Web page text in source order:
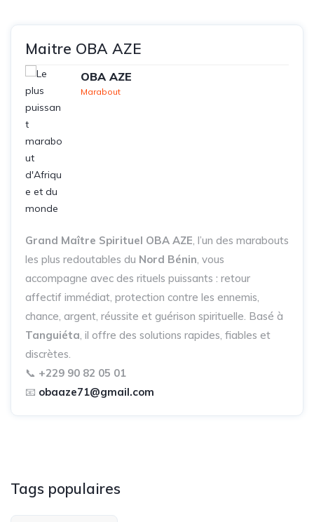
Maitre OBA AZE
OBA AZE
Marabout
Grand Maître Spirituel OBA AZE, l’un des marabouts
les plus redoutables du Nord Bénin, vous
accompagne avec des rituels puissants : retour
affectif immédiat, protection contre les ennemis,
chance, argent, réussite et guérison spirituelle. Basé à
Tanguiéta, il offre des solutions rapides, fiables et
discrètes.
📞 +229 90 82 05 01
📧 obaaze71@gmail.com
Tags populaires